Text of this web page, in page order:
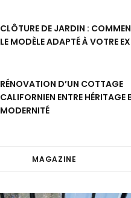
CLÔTURE DE JARDIN :
LE MODÈLE ADAPTÉ À VOTRE
RÉNOVATION D’UN COTTAGE
CALIFORNIEN ENTRE HÉRITAGE
MODERNITÉ
MAGAZINE